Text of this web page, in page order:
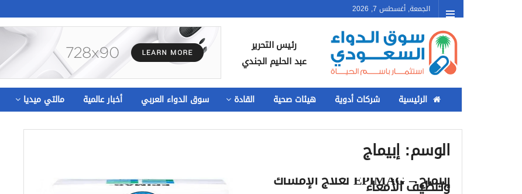
الجمعة, أغسطس 7, 2026
رئيس التحرير
عبد الحليم الجندي
الرئيسية شركات أدوية هيئات صحية القادة سوق الدواء العربي أخبار عالمية مالتي ميديا
الوسم:إبيماج
إبيماج – EPIMAG لعلاج الإمساك وتنظيف الأمعاء